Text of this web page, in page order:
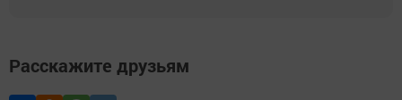
Расскажите друзьям